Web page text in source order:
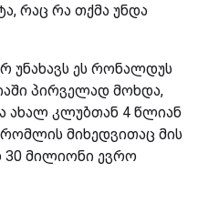
რაც რა თქმა უნდა
უნახავს ეს რონალდუს
პირველად მოხდა,
ახალ კლუბთან 4 წლიან
მიხედვითაც მის
30 მილიონი ევრო